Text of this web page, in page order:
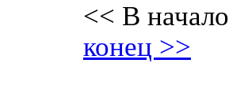
<< В начало
конец >>